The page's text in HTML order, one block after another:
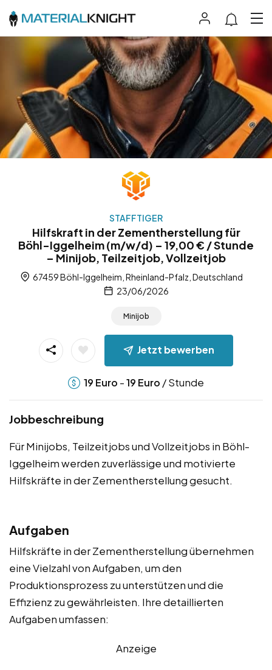
STAFFTIGER
Hilfskraft in der Zementherstellung für
Böhl-Iggelheim (m/w/d) – 19,00 € / Stunde
– Minijob, Teilzeitjob, Vollzeitjob
67459 Böhl-Iggelheim, Rheinland-Pfalz, Deutschland
23/06/2026
Minijob
Jetzt bewerben
19 Euro -19 Euro / Stunde
Jobbeschreibung
Für Minijobs, Teilzeitjobs und Vollzeitjobs in Böhl-
Iggelheim werden zuverlässige und motivierte
Hilfskräfte in der Zementherstellung gesucht.
Aufgaben
Hilfskräfte in der Zementherstellung übernehmen
eine Vielzahl von Aufgaben, um den
Produktionsprozess zu unterstützen und die
Effizienz zu gewährleisten. Ihre detaillierten
Aufgaben umfassen:
Anzeige